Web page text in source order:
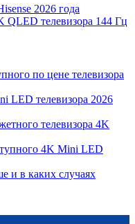
2026 года
QLED телевизора 144 Гц
по цене телевизора
LED телевизора 2026
телевизора 4K
4K Mini LED
и в каких случаях